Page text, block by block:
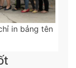
in bảng tên